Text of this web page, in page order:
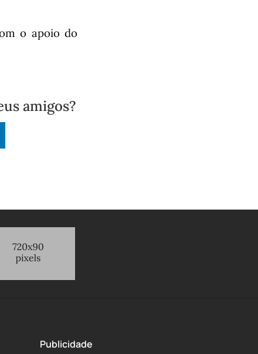
o apoio do
amigos?
Publicidade